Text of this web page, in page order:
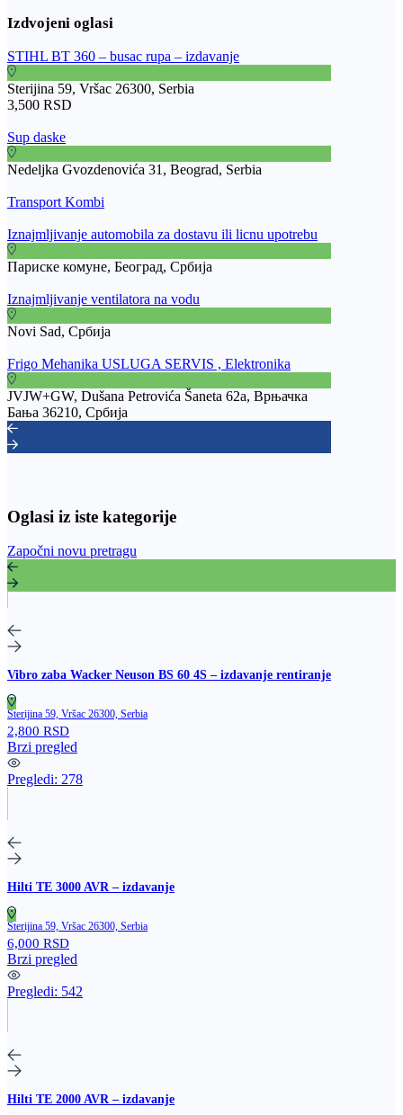
STIHL BT 360 – busac rupa – izdavanje
Sterijina 59, Vršac 26300, Serbia
3,500 RSD
Sup daske
Nedeljka Gvozdenovića 31, Beograd, Serbia
Transport Kombi
Iznajmljivanje automobila za dostavu ili licnu upotrebu
Париске комуне, Београд, Србија
Iznajmljivanje ventilatora na vodu
Novi Sad, Србија
Frigo Mehanika USLUGA SERVIS , Elektronika
JVJW+GW, Dušana Petrovića Šaneta 62a, Врњачка
Бања 36210, Србија
Oglasi iz iste kategorije
Započni novu pretragu
Vibro zaba Wacker Neuson BS 60 4S – izdavanje rentiranje
Sterijina 59, Vršac 26300, Serbia
2,800 RSD
Brzi pregled
Pregledi: 278
Hilti TE 3000 AVR – izdavanje
Sterijina 59, Vršac 26300, Serbia
6,000 RSD
Brzi pregled
Pregledi: 542
Hilti TE 2000 AVR – izdavanje